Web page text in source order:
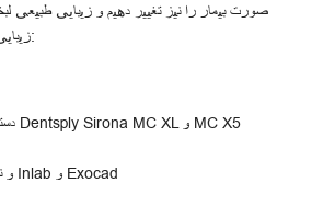
صورت بیمار را نیز تغییر دهیم و زیبایی طبیعی
زیبایی، از فناوری‌های مدرن همچون:
دستگاه‌های تراش پیشرفته Dentsply Sirona MC XL و MC X5
و نرم‌افزارهای تخصصی Inlab و Exocad